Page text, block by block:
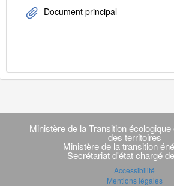
Document principal
Navigation
transverse
Ministère de la Transition
des territoires
Ministère de la transition
Secrétariat d'état chargé
Accessibilité
Mentions légales